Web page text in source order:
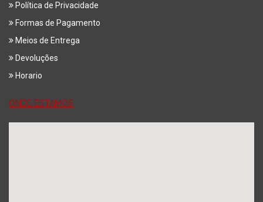
Política de Privacidade
Formas de Pagamento
Meios de Entrega
Devoluções
Horario
ONDE ESTAMOS